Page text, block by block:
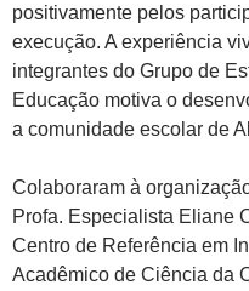
positivamente pelos
execução. A experiência
integrantes do Grupo de
Educação motiva o
a comunidade escolar de
Colaboraram à
Profa. Especialista Eliane
Centro de Referência em
Acadêmico de Ciência da